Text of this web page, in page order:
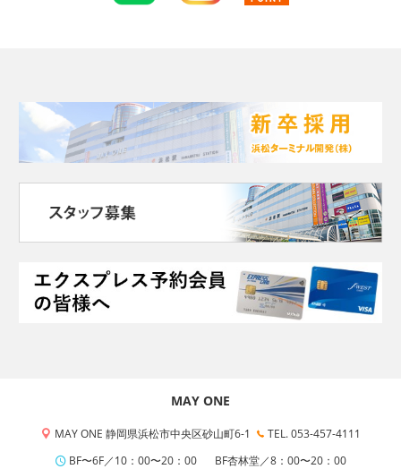
MAY ONE
MAY ONE 静岡県浜松市中央区砂山町6-1
TEL. 053-457-4111
BF〜6F／10：00〜20：00
BF杏林堂／8：00〜20：00